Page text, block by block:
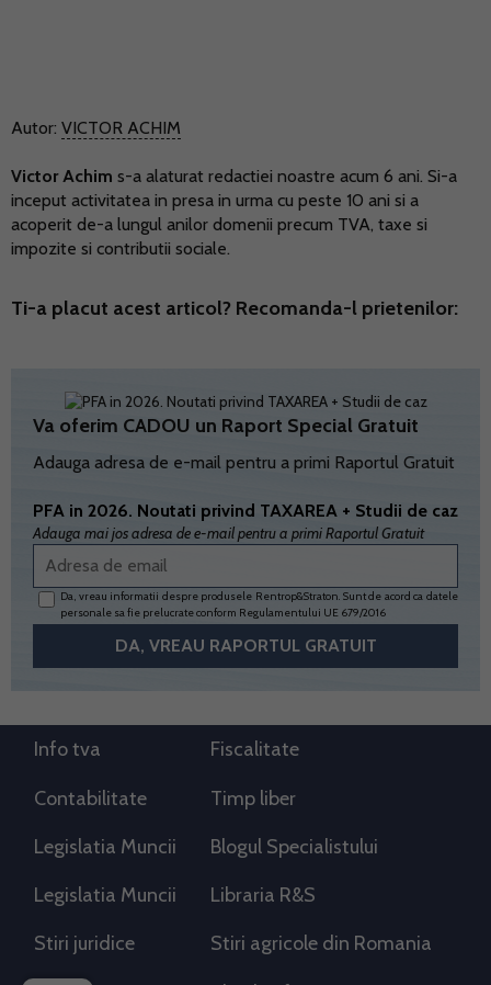
Autor: VICTOR ACHIM
Victor Achim s-a alaturat redactiei noastre acum 6 ani. Si-a
inceput activitatea in presa in urma cu peste 10 ani si a
acoperit de-a lungul anilor domenii precum TVA, taxe si
impozite si contributii sociale.
Ti-a placut acest articol? Recomanda-l prietenilor:
Va oferim CADOU un Raport Special Gratuit
Adauga adresa de e-mail pentru a primi Raportul Gratuit
PFA in 2026. Noutati privind TAXAREA + Studii de caz
Adauga mai jos adresa de e-mail pentru a primi Raportul Gratuit
Da, vreau informatii despre produsele Rentrop&Straton. Sunt de acord ca datele
personale sa fie prelucrate conform Regulamentului UE 679/2016
Info tva Fiscalitate
Contabilitate Timp liber
Legislatia Muncii Blogul Specialistului
Legislatia Muncii Libraria R&S
Stiri juridice Stiri agricole din Romania